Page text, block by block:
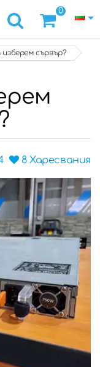
0
изберем сървър?
8Харесвания